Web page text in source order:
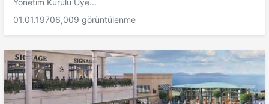
Yönetim Kurulu Üye...
01.01.19706,009 görüntülenme